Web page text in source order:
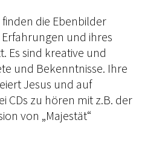
die Ebenbilder
und ihres
Es sind kreative und
und Bekenntnisse. Ihre
Jesus und auf
CDs zu hören mit z.B. der
von „Majestät“